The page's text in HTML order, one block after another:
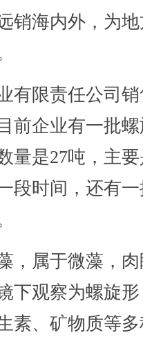
销海内外，为
限责任公司销
前企业有一批
量是27吨，主
段时间，还有
属于微藻，肉
下观察为螺旋
素、矿物质等